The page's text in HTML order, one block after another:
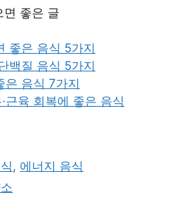
면 좋은 글
좋은 음식 5가지
백질 음식 5가지
은 음식 7가지
근육 회복에 좋은 음식
, 에너지 음식